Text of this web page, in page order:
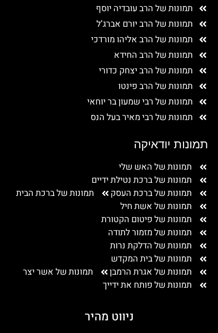
תמונות יודאיקה
תמונות של האש שלי
תמונות של ברכת נטילת ידיים
תמונות של ברכת העסק
תמונות של ברכת הבית
תמונות של אשת חיל
תמונות של פיטום הקטורת
תמונות של מזמור לתודה
תמונות של הדלקת נרות
תמונות של בית המקדש
תמונות של אגרת הרמבן
תמונות של אשר יצר
תמונות של פותח את ידייך
תמונות של הרב עובדיה יוסף
תמונות של הרב יורם אברג’ל
תמונות של הרב אליהו מורדכי
תמונות של הרב החידא
תמונות של הרב יצחק כדורי
תמונות של הרב פינטו
תמונות של רבי שמעון בר יוחאי
תמונות של רבי מאיר בעל הנס
ניווט מהיר